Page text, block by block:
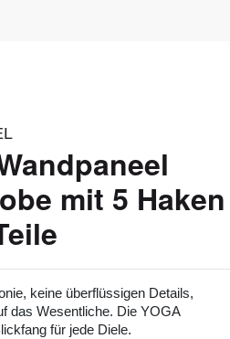
mit 5 Haken
keine überflüssigen Details,
das Wesentliche. Die YOGA
für jede Diele.